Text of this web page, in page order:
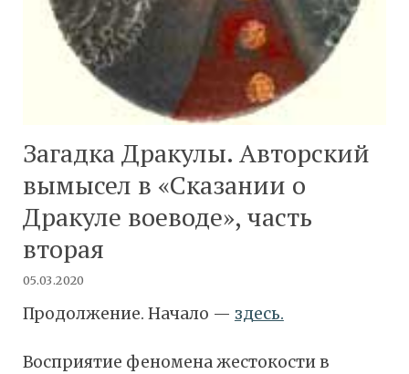
Загадка Дракулы. Авторский
вымысел в «Сказании о
Дракуле воеводе», часть
вторая
05.03.2020
Продолжение. Начало — здесь.
Восприятие феномена жестокости в